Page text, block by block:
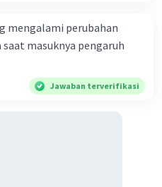
mengalami perubahan
masuknya pengaruh
Jawaban terverifikasi